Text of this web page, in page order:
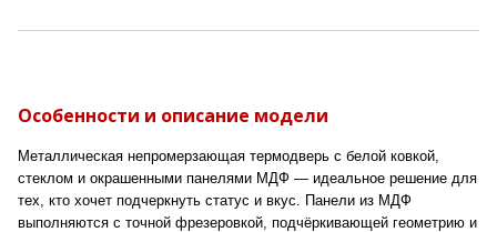
Особенности и описание модели
Металлическая непромерзающая термодверь с белой ковкой,
стеклом и окрашенными панелями МДФ — идеальное решение для
тех, кто хочет подчеркнуть статус и вкус. Панели из МДФ
выполняются с точной фрезеровкой, подчёркивающей геометрию и